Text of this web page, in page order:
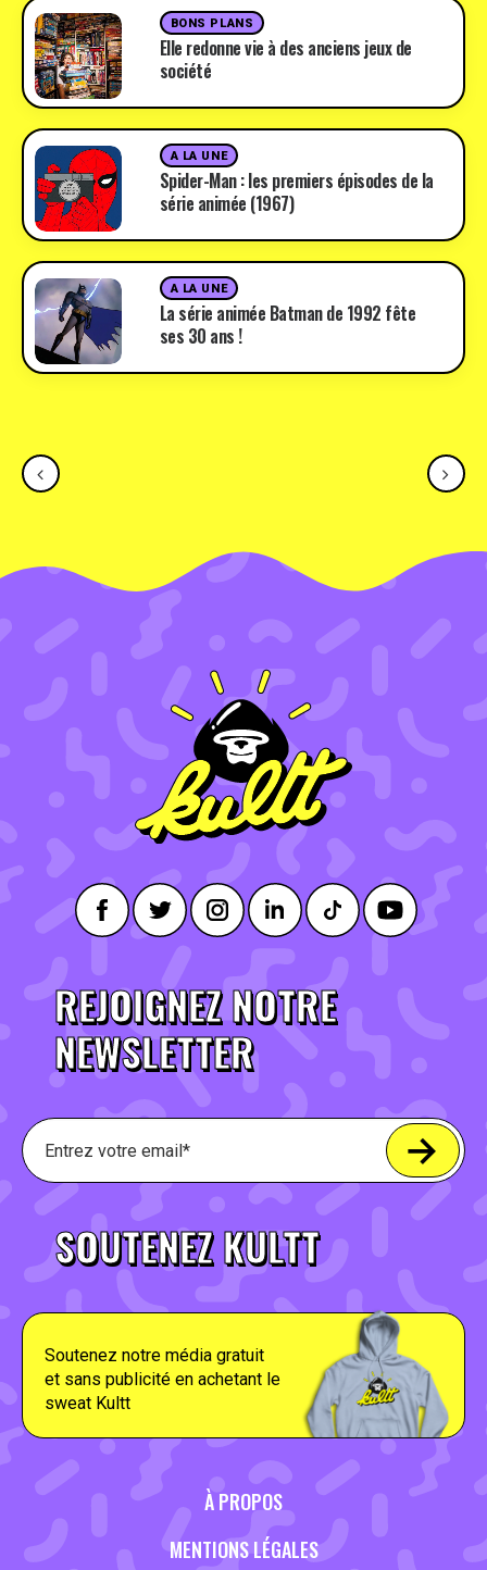
BONS PLANS
Elle redonne vie à des anciens jeux de
société
A LA UNE
Spider-Man : les premiers épisodes de la
série animée (1967)
A LA UNE
La série animée Batman de 1992 fête
ses 30 ans !
REJOIGNEZ NOTRE
NEWSLETTER
SOUTENEZ KULTT
Soutenez notre média gratuit
et sans publicité en achetant le
sweat Kultt
À PROPOS
MENTIONS LÉGALES